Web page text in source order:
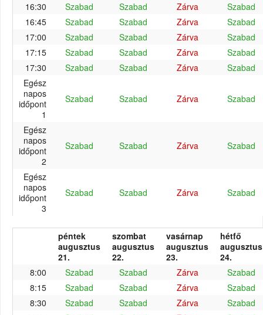
16:30 Szabad Szabad Zárva
Szabad
16:45
Szabad Szabad Zárva
Szabad
17:00
Szabad Szabad Zárva
Szabad
17:15
Szabad Szabad Zárva
Szabad
17:30
Szabad Szabad Zárva
Szabad
Egész
napos
időpont
1
Szabad Szabad Zárva Szabad
Egész
napos
időpont
2
Szabad Szabad Zárva Szabad
Egész
napos
időpont
3
Szabad Szabad Zárva Szabad
péntek
augusztus
21.
szombat
augusztus
22.
vasárnap
augusztus
23.
hétfő
augusztus
24.
8:00
Szabad Szabad Zárva
Szabad
8:15
Szabad Szabad Zárva
Szabad
8:30
Szabad Szabad Zárva
Szabad